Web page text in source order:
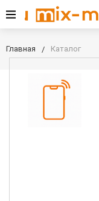
Главная Каталог